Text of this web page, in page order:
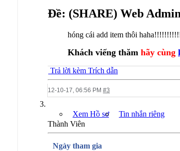
Ðề: (SHARE) Web
hóng cái add item thôi
Khách viếng thăm hãy cùng
Trả lời kèm Trích dẫn
12-10-17, 06:56 PM #3
Xem Hồ sơ
Tin nhắn riêng
Thành Viên
Ngày tham gia